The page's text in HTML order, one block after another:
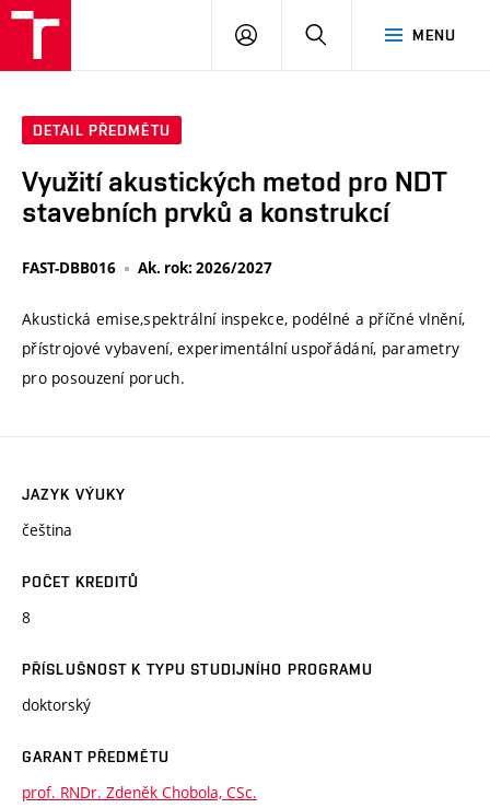
MENU
PŘIHLÁSIT
DETAIL PŘEDMĚTU
Využití akustických metod pro NDT
stavebních prvků a konstrukcí
FAST-DBB016 Ak. rok: 2026/2027
Akustická emise,spektrální inspekce, podélné a příčné vlnění,
přístrojové vybavení, experimentální uspořádání, parametry
pro posouzení poruch.
JAZYK VÝUKY
čeština
POČET KREDITŮ
8
PŘÍSLUŠNOST K TYPU STUDIJNÍHO PROGRAMU
doktorský
GARANT PŘEDMĚTU
prof. RNDr. Zdeněk Chobola, CSc.